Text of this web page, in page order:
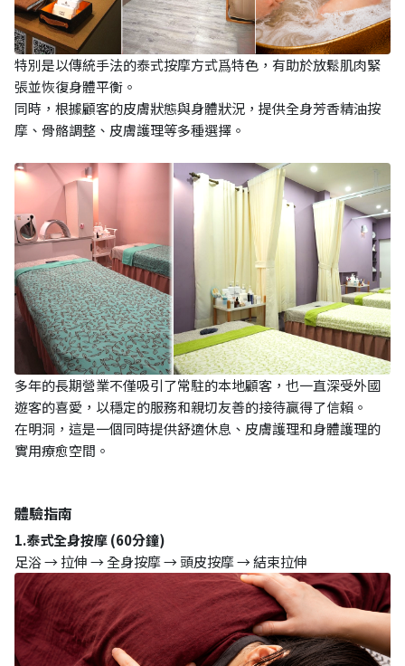
特別是以傳統手法的泰式按摩方式爲特色，有助於放鬆肌肉緊
張並恢復身體平衡。
同時，根據顧客的皮膚狀態與身體狀況，提供全身芳香精油按
摩、骨骼調整、皮膚護理等多種選擇。
多年的長期營業不僅吸引了常駐的本地顧客，也一直深受外國
遊客的喜愛，以穩定的服務和親切友善的接待贏得了信賴。
在明洞，這是一個同時提供舒適休息、皮膚護理和身體護理的
實用療愈空間。
體驗指南
1.泰式全身按摩 (60分鐘)
足浴 → 拉伸 → 全身按摩 → 頭皮按摩 → 結束拉伸